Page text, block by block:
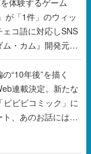
が「1件」のウィッ
コ語に対応しSNS
・カム』開発元や
ら称賛の声
“10年後”を描く
連載決定。新たな
ビビコミック」に
ト、あのお話には…